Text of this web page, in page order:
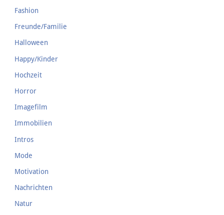
Fashion
Freunde/Familie
Halloween
Happy/Kinder
Hochzeit
Horror
Imagefilm
Immobilien
Intros
Mode
Motivation
Nachrichten
Natur